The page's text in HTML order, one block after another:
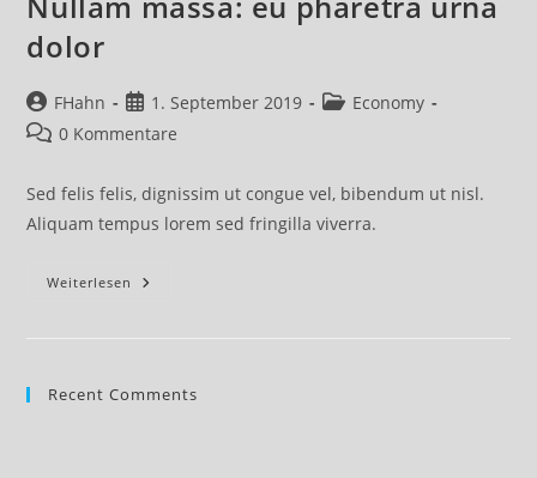
dolor
Beitrags-
Autor:
FHahn
Beitrag
veröffentlicht:
1. September 2019
Beitrags-
Economy
Beitrags-
0 Kommentare
Sed felis felis, dignissim ut congue vel, bibendum ut nisl.
Aliquam tempus lorem sed fringilla viverra.
Weiterlesen Nullam
Recent Comments